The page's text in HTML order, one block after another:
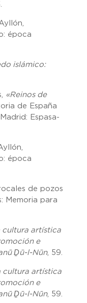
época
islámico:
«Reinos de
de España
Espasa-
época
de pozos
Memoria para
cultura artística
e
Ḏū-l-Nūn, 59.
cultura artística
e
Ḏū-l-Nūn, 59.